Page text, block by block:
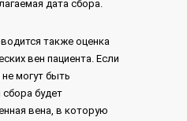
дата сбора.
также оценка
вен пациента. Если
могут быть
будет
вена, в которую